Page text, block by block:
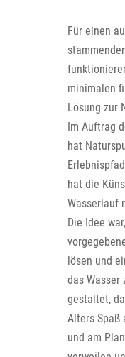
Für einen
minimalen
Lösung zur
Im Auftrag
hat
hat die
Wasserlauf
Die Idee
lösen und
das Wasser
gestaltet,
Alters Spaß
und am